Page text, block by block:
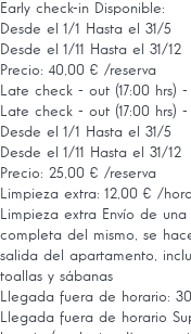
Early check-in Disponible:
Desde el 1/1 Hasta el 31/5
Desde el 1/11 Hasta el 31/12
Precio: 40,00 € /reserva
Late check - out (17:00 hrs)
Late check - out (17:00 hrs) -
Desde el 1/1 Hasta el 31/5
Desde el 1/11 Hasta el 31/12
Precio: 25,00 € /reserva
Limpieza extra: 12,00 € /
Limpieza extra Envío de
completa del mismo, se
salida del apartamento,
toallas y sábanas
Llegada fuera de horario:
Llegada fuera de horario